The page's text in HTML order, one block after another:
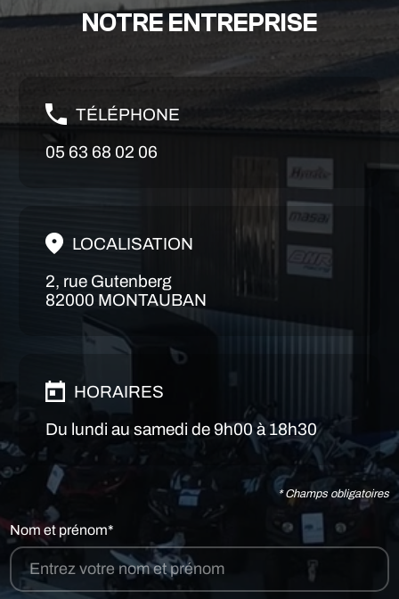
NOTRE ENTREPRISE
TÉLÉPHONE
05 63 68 02 06
LOCALISATION
2, rue Gutenberg
82000 MONTAUBAN
HORAIRES
Du lundi au samedi de 9h00 à 18h30
* Champs obligatoires
Nom et prénom*